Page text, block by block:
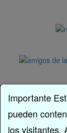
Twitter
Importante
pueden
los visitantes.